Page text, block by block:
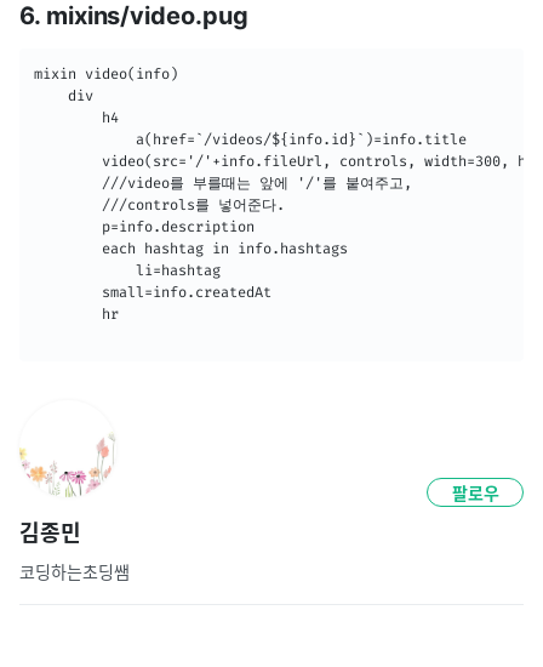
6. mixins/video.pug
mixin video(info)
    div
        h4
            a(href=`/videos/${info.id}`)=info.title
video(src='/'+info.fileUrl, controls, width=300,
        ///video를 부를때는 앞에 '/'를 붙여주고,
        ///controls를 넣어준다.
        p=info.description
        each hashtag in info.hashtags
            li=hashtag
        small=info.createdAt
        hr
김종민
코딩하는초딩쌤
팔로우